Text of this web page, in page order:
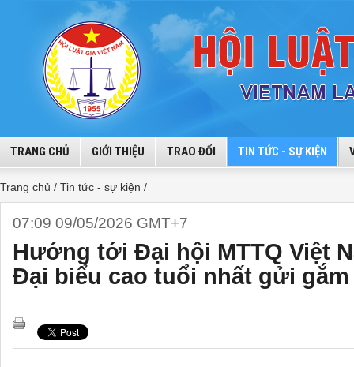
TRANG CHỦ GIỚI THIỆU TRAO ĐỔI TIN TỨC - SỰ KIỆN
Trang chủ / Tin tức - sự kiện /
07:09 09/05/2026 GMT+7
Hướng tới Đại hội MTTQ Việt
Đại biểu cao tuổi nhất gửi